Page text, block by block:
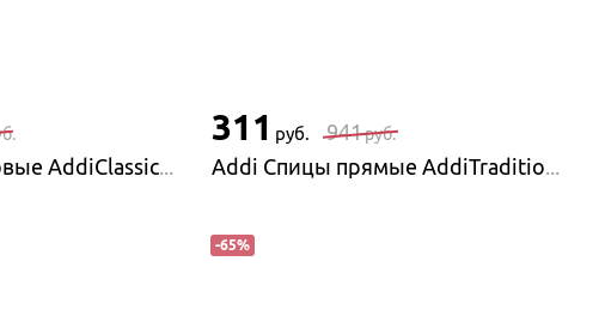
Addi Спицы круговые AddiClassic Lace с удлиненным кончиком
311 руб. 941руб.
Addi Спицы прямые AddiTradition с пластиковым наконечником, 2 шт
-65%